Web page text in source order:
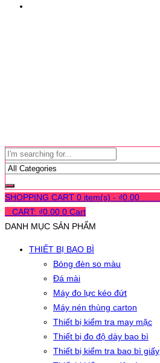
SHOPPING CART 0 item(s) - ₫0.00
CART: ₫0.00 0 Cart
DANH MỤC SẢN PHẨM
THIẾT BỊ BAO BÌ
Bóng đèn so màu
Đá mài
Máy đo lực kéo đứt
Máy nén thùng carton
Thiết bị kiểm tra may mặc
Thiết bị đo độ dày bao bì
Thiết bị kiểm tra bao bì giấy